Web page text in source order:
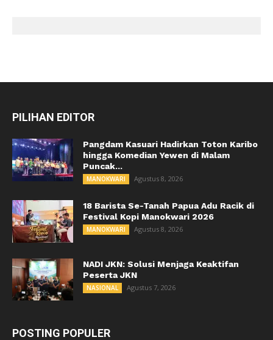
PILIHAN EDITOR
Pangdam Kasuari Hadirkan Toton Karibo
hingga Komedian Yewen di Malam
Puncak...
MANOKWARI Agustus 8, 2026
18 Barista Se-Tanah Papua Adu Racik di
Festival Kopi Manokwari 2026
MANOKWARI Agustus 8, 2026
NADI JKN: Solusi Menjaga Keaktifan
Peserta JKN
NASIONAL Agustus 7, 2026
POSTING POPULER